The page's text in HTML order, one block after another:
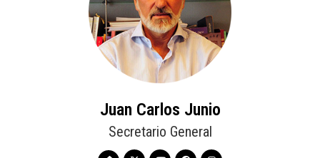
Juan Carlos Junio
Secretario General